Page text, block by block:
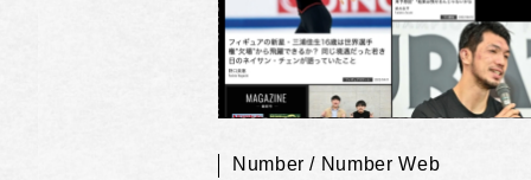
Number / Number Web